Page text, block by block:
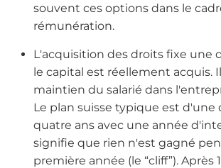
souvent ces options dans le
rémunération.
L'acquisition des droits fixe une
le capital est réellement acquis.
maintien du salarié dans
Le plan suisse typique est d'une
quatre ans avec une année
signifie que rien n'est gagné
première année (le “cliff”). Après